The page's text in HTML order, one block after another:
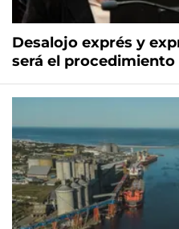
Desalojo exprés y
será el procedimiento